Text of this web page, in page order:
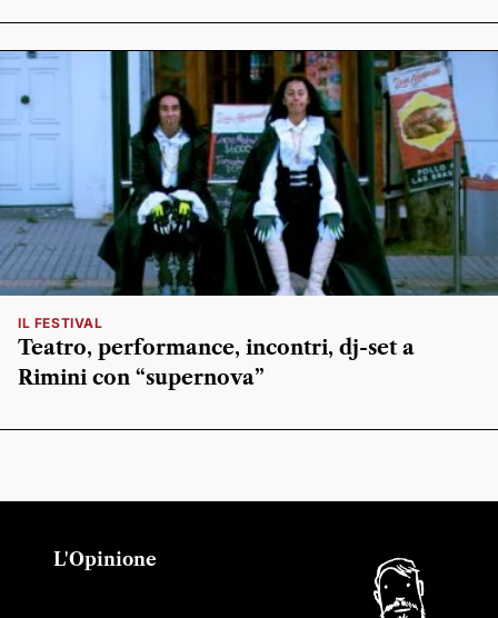
IL FESTIVAL
Teatro, performance, incontri, dj-set a
Rimini con “supernova”
L'Opinione